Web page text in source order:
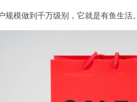
模做到千万级别，它就是有鱼生活。